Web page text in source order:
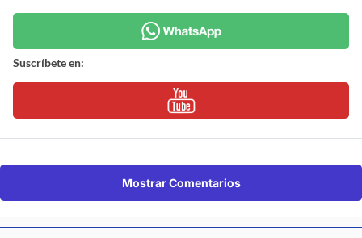
Suscríbete en:
Mostrar Comentarios